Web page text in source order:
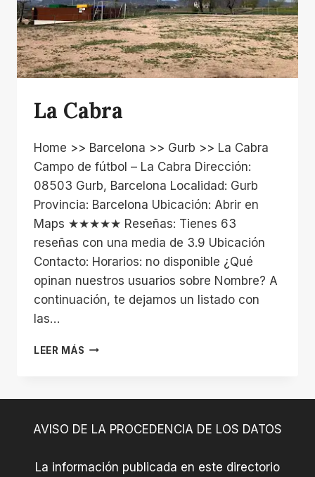
La Cabra
Home >> Barcelona >> Gurb >> La Cabra
Campo de fútbol – La Cabra Dirección:
08503 Gurb, Barcelona Localidad: Gurb
Provincia: Barcelona Ubicación: Abrir en
Maps ★★★★★ Reseñas: Tienes 63
reseñas con una media de 3.9 Ubicación
Contacto: Horarios: no disponible ¿Qué
opinan nuestros usuarios sobre Nombre? A
continuación, te dejamos un listado con
las…
LEER MÁS LA
AVISO DE LA PROCEDENCIA DE LOS DATOS
La información publicada en este directorio